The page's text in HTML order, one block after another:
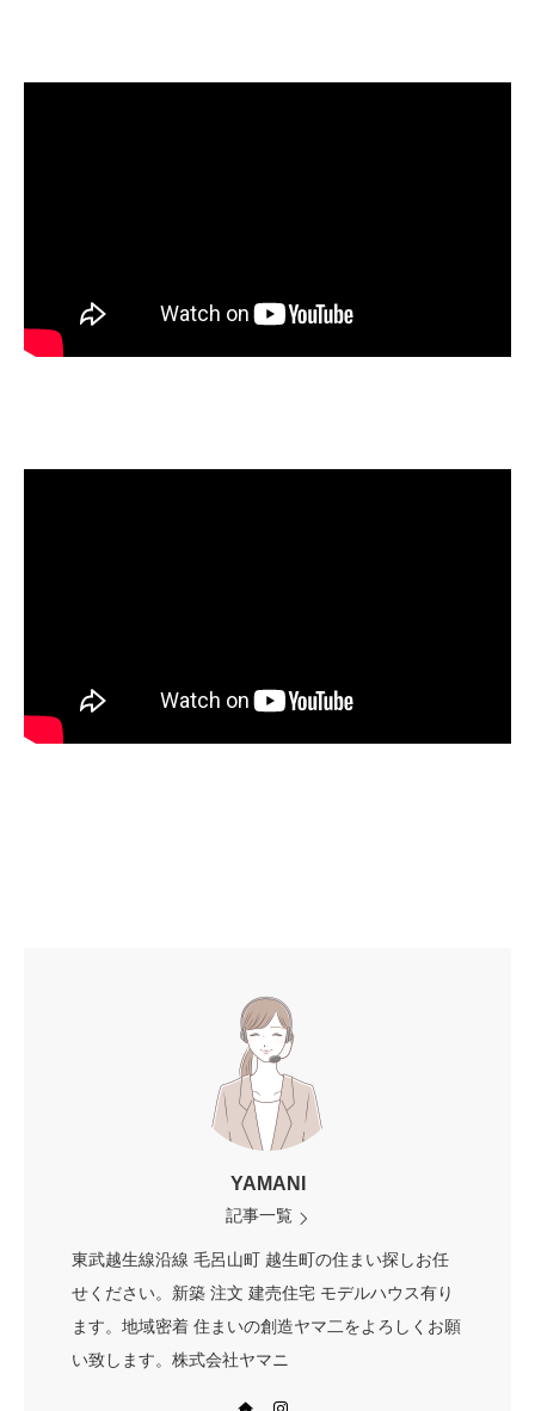
YAMANI
記事一覧
東武越生線沿線 毛呂山町 越生町の住まい探しお任
せください。新築 注文 建売住宅 モデルハウス有り
ます。地域密着 住まいの創造ヤマ二をよろしくお願
い致します。株式会社ヤマニ